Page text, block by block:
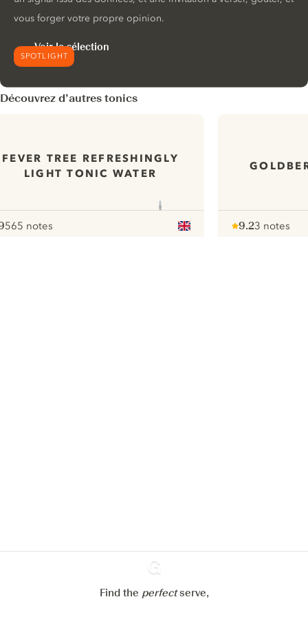
SPOTLIGHT
vous forger votre propre opinion.
Voir la sélection
Découvrez d’autres tonics
FEVER TREE REFRESHINGLY
LIGHT TONIC WATER
565 notes
9.23 notes
Ginventory
Find the perfectserve,